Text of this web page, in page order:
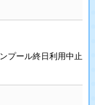
プール終日利用中止